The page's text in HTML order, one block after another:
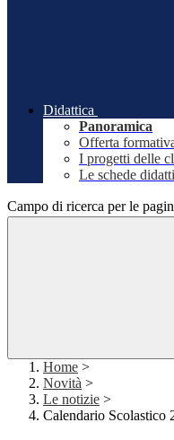
Didattica
Panoramica
Offerta
I progetti delle
Le schede
Campo di ricerca per le
Home >
Novità >
Le notizie >
Calendario Scolastico